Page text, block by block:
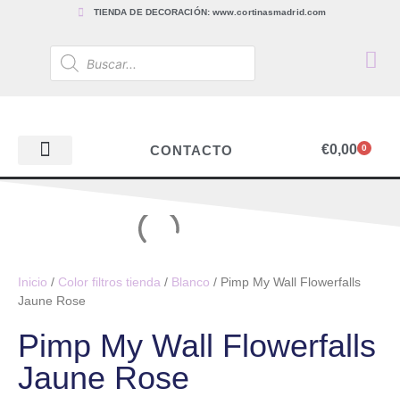
TIENDA DE DECORACIÓN: www.cortinasmadrid.com
CONTACTO €0,00 0
Inicio / Color filtros tienda / Blanco / Pimp My Wall Flowerfalls
Jaune Rose
Pimp My Wall Flowerfalls
Jaune Rose